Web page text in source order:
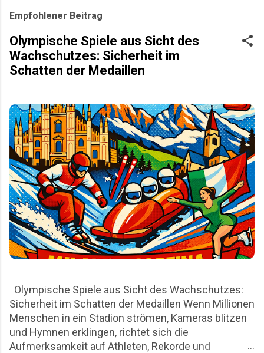
Empfohlener Beitrag
Olympische Spiele aus Sicht des
Wachschutzes: Sicherheit im
Schatten der Medaillen
Olympische Spiele aus Sicht des Wachschutzes:
Sicherheit im Schatten der Medaillen Wenn Millionen
Menschen in ein Stadion strömen, Kameras blitzen
und Hymnen erklingen, richtet sich die
Aufmerksamkeit auf Athleten, Rekorde und